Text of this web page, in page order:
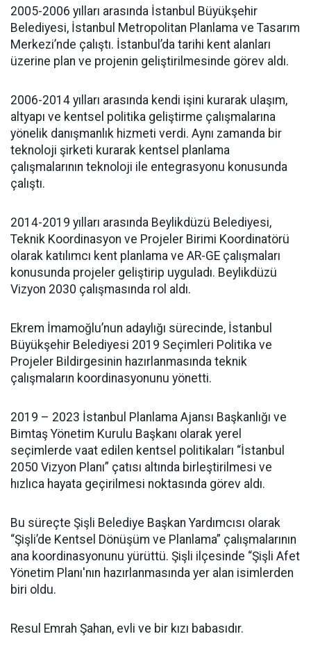
2005-2006 yılları arasında İstanbul Büyükşehir
Belediyesi, İstanbul Metropolitan Planlama ve Tasarım
Merkezi’nde çalıştı. İstanbul’da tarihi kent alanları
üzerine plan ve projenin geliştirilmesinde görev aldı.
2006-2014 yılları arasında kendi işini kurarak ulaşım,
altyapı ve kentsel politika geliştirme çalışmalarına
yönelik danışmanlık hizmeti verdi. Aynı zamanda bir
teknoloji şirketi kurarak kentsel planlama
çalışmalarının teknoloji ile entegrasyonu konusunda
çalıştı.
2014-2019 yılları arasında Beylikdüzü Belediyesi,
Teknik Koordinasyon ve Projeler Birimi Koordinatörü
olarak katılımcı kent planlama ve AR-GE çalışmaları
konusunda projeler geliştirip uyguladı. Beylikdüzü
Vizyon 2030 çalışmasında rol aldı.
Ekrem İmamoğlu’nun adaylığı sürecinde, İstanbul
Büyükşehir Belediyesi 2019 Seçimleri Politika ve
Projeler Bildirgesinin hazırlanmasında teknik
çalışmaların koordinasyonunu yönetti.
2019 – 2023 İstanbul Planlama Ajansı Başkanlığı ve
Bimtaş Yönetim Kurulu Başkanı olarak yerel
seçimlerde vaat edilen kentsel politikaları “İstanbul
2050 Vizyon Planı” çatısı altında birleştirilmesi ve
hızlıca hayata geçirilmesi noktasında görev aldı.
Bu süreçte Şişli Belediye Başkan Yardımcısı olarak
“Şişli’de Kentsel Dönüşüm ve Planlama” çalışmalarının
ana koordinasyonunu yürüttü. Şişli ilçesinde “Şişli Afet
Yönetim Planı'nın hazırlanmasında yer alan isimlerden
biri oldu.
Resul Emrah Şahan, evli ve bir kızı babasıdır.